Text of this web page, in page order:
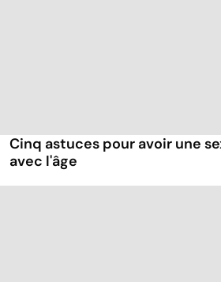
Cinq astuces pour avoir une
avec l'âge